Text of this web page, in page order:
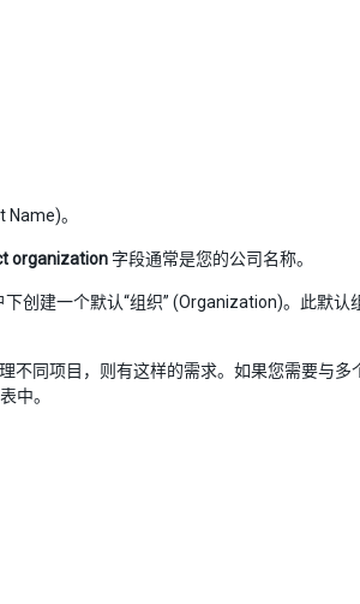
。
organization 字段通常是您的公司名称。
创建一个默认“组织” (Organization)。此默认
不同项目，则有这样的需求。如果您需要与多
中。